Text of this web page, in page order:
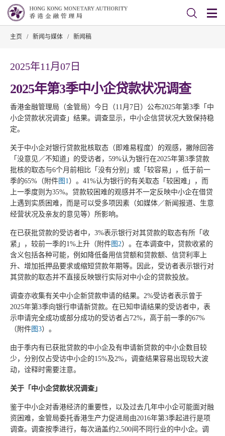
主页 / 新闻与媒体 / 新闻稿
2025年11月07日
2025年第3季中小企贷款状况调查
香港金融管理局（金管局）今日（11月7日）公布2025年第3季「中
小企贷款状况调查」结果。调查显示，中小企信贷状况大致保持稳
定。
关于中小企对银行贷款批核取态（即难易程度）的观感，撇除回答
「没意见／不知道」的受访者，59%认为银行在2025年第3季贷款
批核的取态与6个月前相比「没有分别」或「较容易」，低于前一
季的65%（附件图1）。41%认为银行的有关取态「较困难」，而
上一季度则为35%。贷款较困难的观感并不一定反映中小企在借贷
上遇到实质困难，而是可以受多项因素（如媒体／新闻报道、生意
经营状况及亲友的意见等）所影响。
在已获批贷款的受访者中，3%表示银行对其贷款的取态有所「收
紧」，较前一季的1%上升（附件图2）。在本调查中，贷款收紧的
含义包括各种可能，例如降低备用信贷额和贷款额、信贷利率上
升、增加抵押品要求或缩短贷款年期等。因此，受访者表示银行对
其贷款的取态并不直接反映银行实际对中小企的贷款投放。
调查亦收集有关中小企新贷款申请的结果。2%受访者表示曾于
2025年第3季向银行申请新贷款。在已知申请结果的受访者中，表
示申请完全成功或部分成功的受访者占72%，高于前一季的67%
（附件图3）。
由于季内有已获批贷款的中小企及有申请新贷款的中小企数目较
少，分别仅占受访中小企的15%及2%，调查结果容易出现较大波
动，诠释时需要注意。
关于「中小企贷款状况调查」
鉴于中小企对香港经济的重要性，以及过去几年中小企可能面对融
资困难，金管局委托香港生产力促进局由2016年第3季起进行是项
调查。调查按季进行，每次涵盖约2,500间不同行业的中小企。调